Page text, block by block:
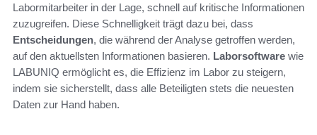
Labormitarbeiter in der Lage, schnell auf kritische Informationen
zuzugreifen. Diese Schnelligkeit trägt dazu bei, dass
Entscheidungen, die während der Analyse getroffen werden,
auf den aktuellsten Informationen basieren. Laborsoftware wie
LABUNIQ ermöglicht es, die Effizienz im Labor zu steigern,
indem sie sicherstellt, dass alle Beteiligten stets die neuesten
Daten zur Hand haben.